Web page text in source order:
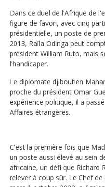
Dans ce duel de l'Afrique de
figure de favori, avec cinq
présidentielle, un poste de
2013, Raïla Odinga peut
président William Ruto, mais
l'handicaper.
Le diplomate djiboutien
proche du président Omar
expérience politique, il a
Affaires étrangères.
C'est la première fois que
un poste aussi élevé au sein
africaine, un défi que Richard
relever à coup sûr. Le Chef